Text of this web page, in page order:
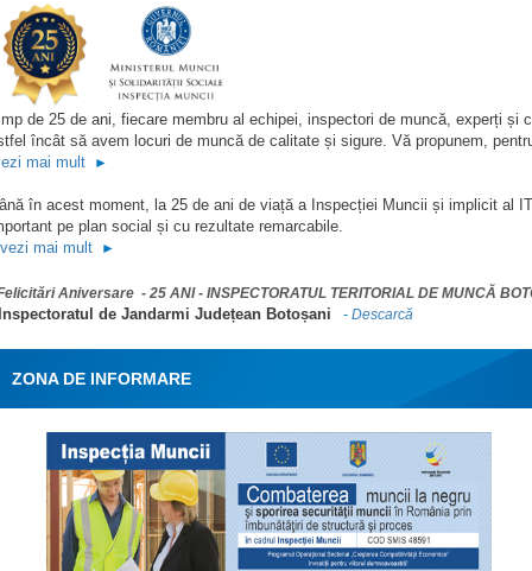
de 25 de ani, fiecare membru al echipei, inspectori de muncă, experți
încât să avem locuri de muncă de calitate și sigure. Vă propunem,
mai mult
►
în acest moment, la 25 de ani de viață a Inspecției Muncii și implicit al
pe plan social și cu rezultate remarcabile.
vezi mai mult
►
Aniversare - 25 ANI - INSPECTORATUL TERITORIAL DE MUNCĂ
de Jandarmi Județean Botoșani - Descarcă
ZONA DE INFORMARE